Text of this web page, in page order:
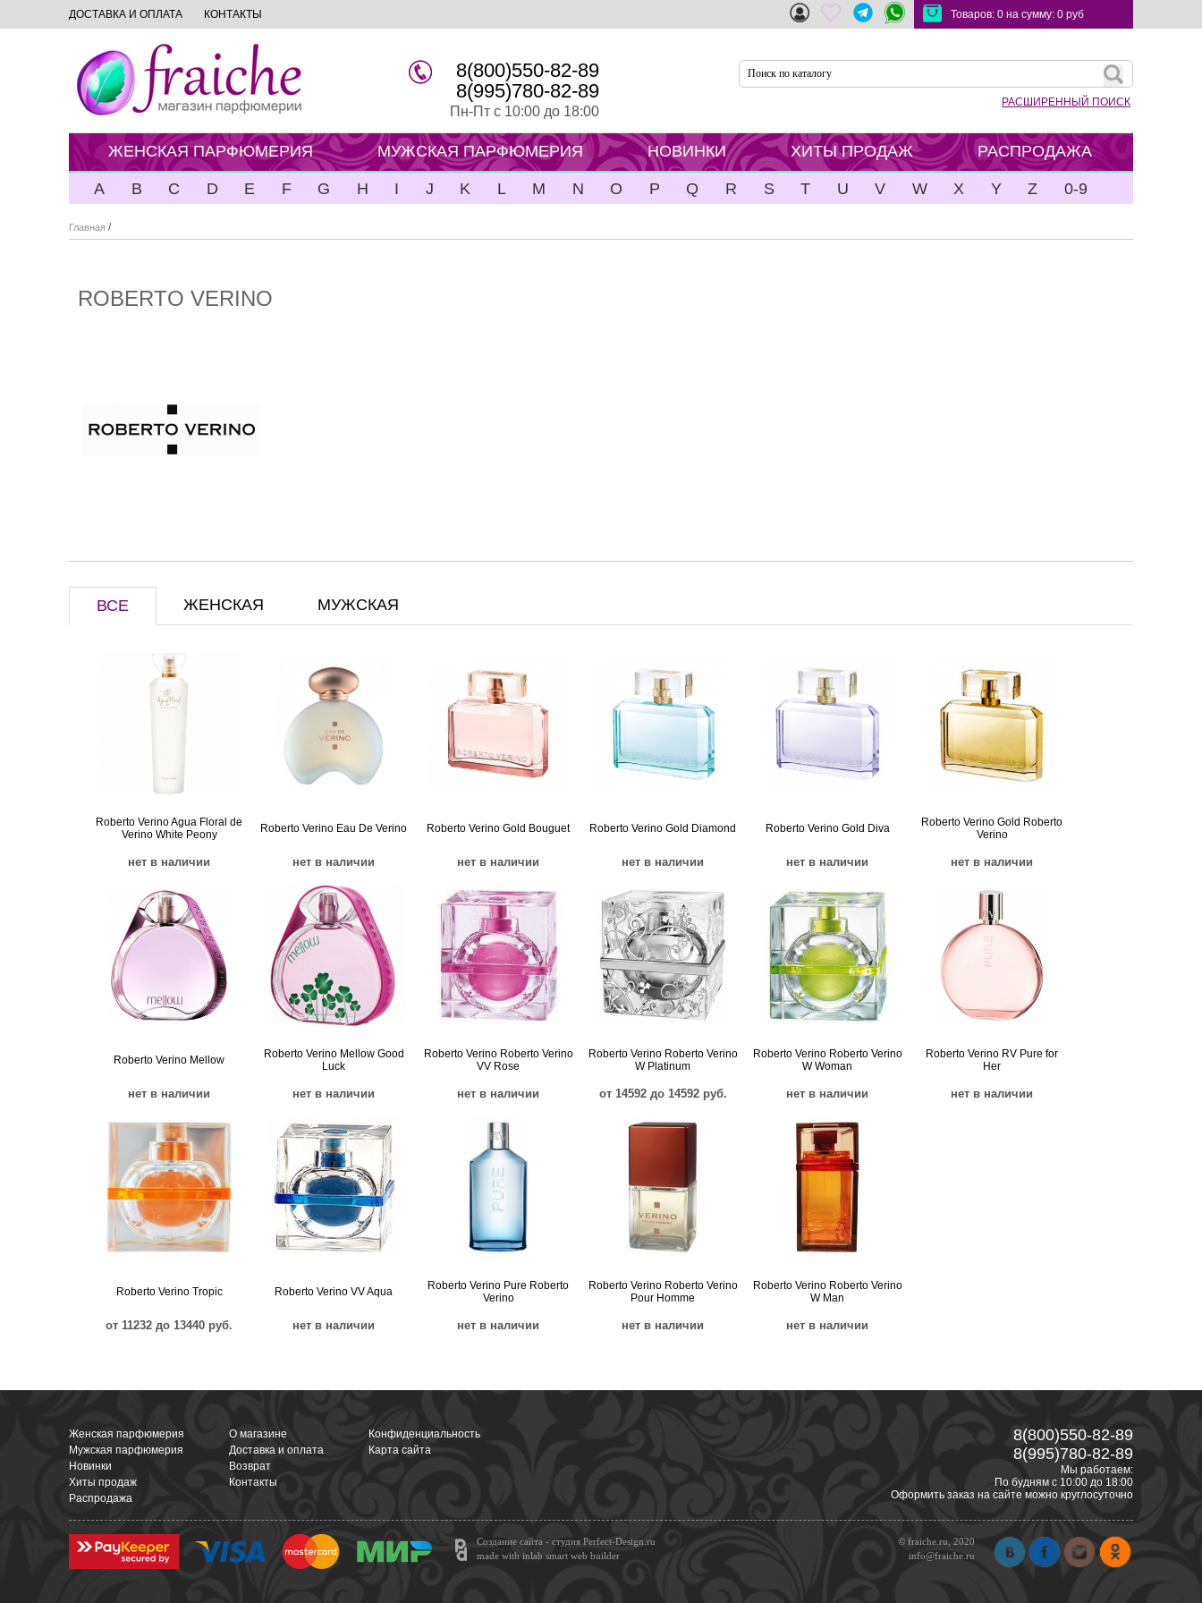
ДОСТАВКА И ОПЛАТА КОНТАКТЫ Товаров: 0 на сумму: 0 руб
8(800)550-82-89
8(995)780-82-89
Пн-Пт с 10:00 до 18:00
РАСШИРЕННЫЙ ПОИСК
ЖЕНСКАЯ ПАРФЮМЕРИЯ МУЖСКАЯ ПАРФЮМЕРИЯ НОВИНКИ ХИТЫ ПРОДАЖ РАСПРОДАЖА
A B C D E F G H I J K L M N O P Q R S T U V W X Y Z 0-9
Главная /
ROBERTO VERINO
ВСЕ ЖЕНСКАЯ МУЖСКАЯ
Roberto Verino Agua Floral de
Verino White Peony
нет в наличии
Roberto Verino Eau De Verino
нет в наличии
Roberto Verino Gold Bouguet
нет в наличии
Roberto Verino Gold Diamond
нет в наличии
Roberto Verino Gold Diva
нет в наличии
Roberto Verino Gold Roberto
Verino
нет в наличии
Roberto Verino Mellow
нет в наличии
Roberto Verino Mellow Good
Luck
нет в наличии
Roberto Verino Roberto Verino
VV Rose
нет в наличии
Roberto Verino Roberto Verino
W Platinum
от 14592 до 14592 руб.
Roberto Verino Roberto Verino
W Woman
нет в наличии
Roberto Verino RV Pure for
Her
нет в наличии
Roberto Verino Tropic
от 11232 до 13440 руб.
Roberto Verino VV Aqua
нет в наличии
Roberto Verino Pure Roberto
Verino
нет в наличии
Roberto Verino Roberto Verino
Pour Homme
нет в наличии
Roberto Verino Roberto Verino
W Man
нет в наличии
Женская парфюмерия
Мужская парфюмерия
Новинки
Хиты продаж
Распродажа
О магазине
Доставка и оплата
Возврат
Контакты
Конфиденциальность
Карта сайта
8(800)550-82-89
8(995)780-82-89
Мы работаем:
По будням с 10:00 до 18:00
Оформить заказ на сайте можно круглосуточно
Создание сайта - студия Perfect-Design.ru
made with inlab smart web builder
© fraiche.ru, 2020
info@fraiche.ru